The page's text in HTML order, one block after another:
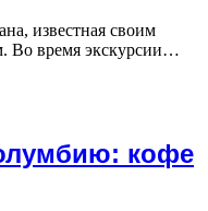
известная своим
Во время экскурсии…
кофе